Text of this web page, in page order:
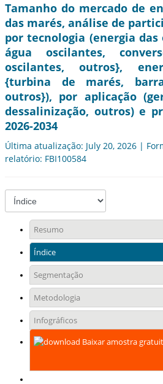
Tamanho do mercado de
das marés, análise de
por tecnologia (energia das
água oscilantes,
oscilantes, outros},
{turbina de marés,
outros}), por aplicação
dessalinização, outros) e
2026-2034
Última atualização: July 20, 2026 |
relatório: FBI100584
Resumo
Índice
Segmentação
Metodologia
Infográficos
Baixar amostra